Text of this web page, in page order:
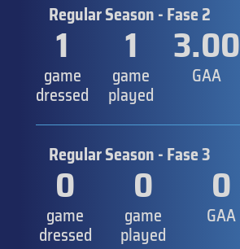
Regular Season - Fase 2
1
game
dressed
1
game
played
3.00
GAA
Regular Season - Fase 3
0
game
dressed
0
game
played
0
GAA